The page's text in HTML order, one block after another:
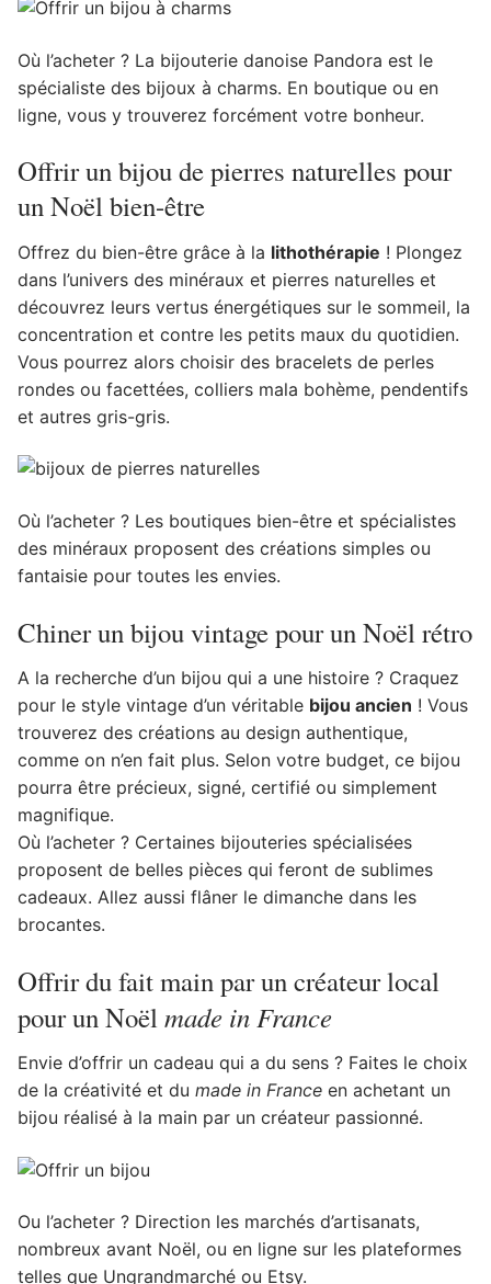
Où l’acheter ? La bijouterie danoise Pandora est le
spécialiste des bijoux à charms. En boutique ou en
ligne, vous y trouverez forcément votre bonheur.
Offrir un bijou de pierres naturelles pour
un Noël bien-être
Offrez du bien-être grâce à la lithothérapie ! Plongez
dans l’univers des minéraux et pierres naturelles et
découvrez leurs vertus énergétiques sur le sommeil, la
concentration et contre les petits maux du quotidien.
Vous pourrez alors choisir des bracelets de perles
rondes ou facettées, colliers mala bohème, pendentifs
et autres gris-gris.
Où l’acheter ? Les boutiques bien-être et spécialistes
des minéraux proposent des créations simples ou
fantaisie pour toutes les envies.
Chiner un bijou vintage pour un Noël rétro
A la recherche d’un bijou qui a une histoire ? Craquez
pour le style vintage d’un véritable bijou ancien ! Vous
trouverez des créations au design authentique,
comme on n’en fait plus. Selon votre budget, ce bijou
pourra être précieux, signé, certifié ou simplement
magnifique.
Où l’acheter ? Certaines bijouteries spécialisées
proposent de belles pièces qui feront de sublimes
cadeaux. Allez aussi flâner le dimanche dans les
brocantes.
Offrir du fait main par un créateur local
pour un Noël made in France
Envie d’offrir un cadeau qui a du sens ? Faites le choix
de la créativité et du made in France en achetant un
bijou réalisé à la main par un créateur passionné.
Ou l’acheter ? Direction les marchés d’artisanats,
nombreux avant Noël, ou en ligne sur les plateformes
telles que Ungrandmarché ou Etsy.